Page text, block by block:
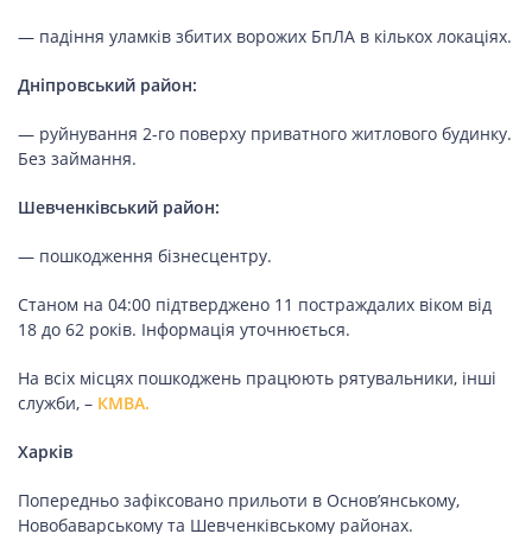
СПОРТ
LIFESTYLE
— падіння уламків збитих ворожих БпЛА в кількох локаціях.
Дніпровський район:
— руйнування 2-го поверху приватного житлового будинку.
Без займання.
Шевченківський район:
— пошкодження бізнесцентру.
Станом на 04:00 підтверджено 11 постраждалих віком від
18 до 62 років. Інформація уточнюється.
На всіх місцях пошкоджень працюють рятувальники, інші
служби, – КМВА.
Харків
Попередньо зафіксовано прильоти в Основ’янському,
Новобаварському та Шевченківському районах.